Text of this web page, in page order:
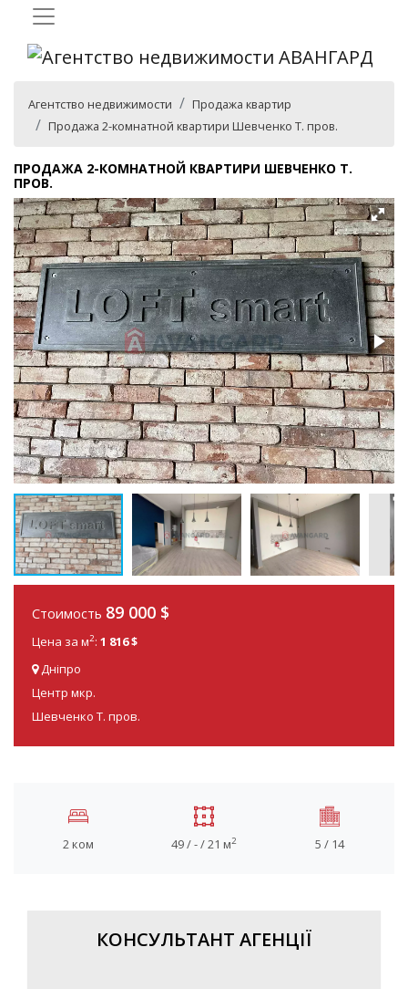
Агентство недвижимости
Продажа квартир
Продажа 2-комнатной квартири Шевченко Т. пров.
ПРОДАЖА 2-КОМНАТНОЙ КВАРТИРИ ШЕВЧЕНКО Т.
ПРОВ.
Стоимость 89 000 $
Цена за м2: 1 816 $
Дніпро
Центр мкр.
Шевченко Т. пров.
2 ком 49 / - / 21 м2 5 / 14
КОНСУЛЬТАНТ АГЕНЦІЇ